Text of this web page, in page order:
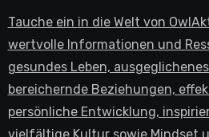
Tauche ein in die Welt von
wertvolle Informationen und
gesundes Leben,
bereichernde Beziehungen,
persönliche Entwicklung,